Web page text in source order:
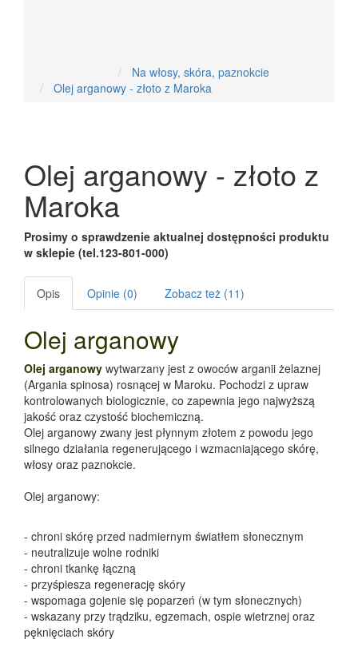
Na włosy, skóra, paznokcie
Olej arganowy - złoto z Maroka
Olej arganowy - złoto z
Maroka
Prosimy o sprawdzenie aktualnej dostępności produktu
w sklepie (tel.123-801-000)
Opis Opinie (0) Zobacz też (11)
Olej arganowy
Olej arganowy wytwarzany jest z owoców arganii żelaznej
(Argania spinosa) rosnącej w Maroku. Pochodzi z upraw
kontrolowanych biologicznie, co zapewnia jego najwyższą
jakość oraz czystość biochemiczną.
Olej arganowy zwany jest płynnym złotem z powodu jego
silnego działania regenerującego i wzmacniającego skórę,
włosy oraz paznokcie.
Olej arganowy:
- chroni skórę przed nadmiernym światłem słonecznym
- neutralizuje wolne rodniki
- chroni tkankę łączną
- przyśpiesza regenerację skóry
- wspomaga gojenie się poparzeń (w tym słonecznych)
- wskazany przy trądziku, egzemach, ospie wietrznej oraz
pęknięciach skóry